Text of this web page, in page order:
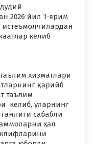
2026 йил 1-ярим
келиб
хизматлари
қарийб
таълим
келиб, уларнинг
сабабли
ҳал